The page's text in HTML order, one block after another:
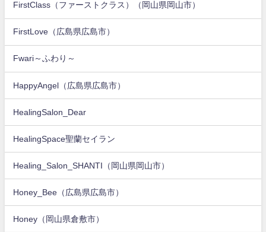
FirstClass（ファーストクラス）（岡山県岡山市）
FirstLove（広島県広島市）
Fwari～ふわり～
HappyAngel（広島県広島市）
HealingSalon_Dear
HealingSpace聖蘭セイラン
Healing_Salon_SHANTI（岡山県岡山市）
Honey_Bee（広島県広島市）
Honey（岡山県倉敷市）